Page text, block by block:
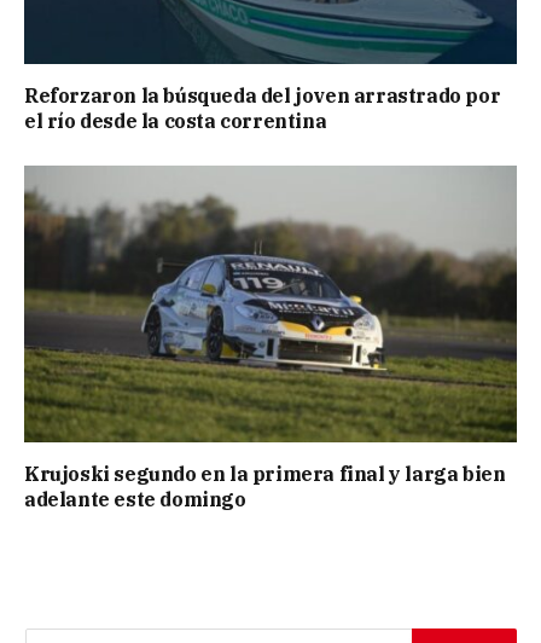
Reforzaron la búsqueda del joven arrastrado por
el río desde la costa correntina
Krujoski segundo en la primera final y larga bien
adelante este domingo